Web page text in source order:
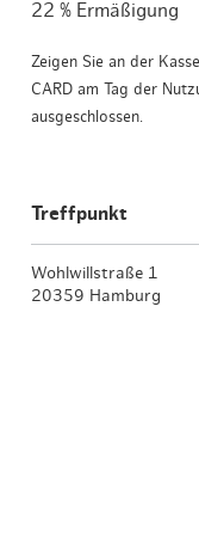
22 % Ermäßigung
Zeigen Sie an der
CARD am Tag der
ausgeschlossen.
Treffpunkt
Wohlwillstraße 1
20359 Hamburg